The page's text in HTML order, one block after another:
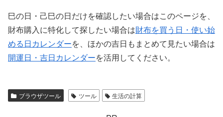
巳の日・己巳の日だけを確認したい場合はこのページを、
財布購入に特化して探したい場合は財布を買う日・使い始
める日カレンダーを、ほかの吉日もまとめて見たい場合は
開運日・吉日カレンダーを活用してください。
ブラウザツール ツール 生活の計算